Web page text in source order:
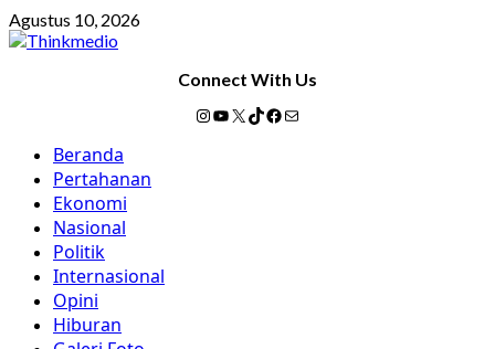
Skip
to
Agustus 10, 2026
Connect With Us
Instagram
YouTube
X TikTok
Facebook
Mail
Primary
Menu
Beranda
Pertahanan
Ekonomi
Nasional
Politik
Internasional
Opini
Hiburan